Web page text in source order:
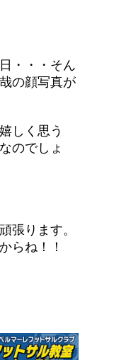
・・・そん
の顔写真が
しく思う
のでしょ
張ります。
らね！！